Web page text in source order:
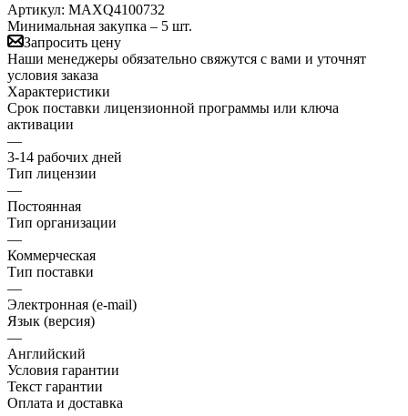
Артикул: MAXQ4100732
Минимальная закупка – 5 шт.
Запросить цену
Наши менеджеры обязательно свяжутся с вами и уточнят
условия заказа
Характеристики
Срок поставки лицензионной программы или ключа
активации
—
3-14 рабочих дней
Тип лицензии
—
Постоянная
Тип организации
—
Коммерческая
Тип поставки
—
Электронная (e-mail)
Язык (версия)
—
Английский
Условия гарантии
Текст гарантии
Оплата и доставка